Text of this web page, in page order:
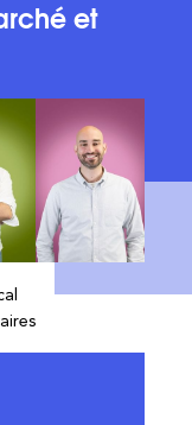
et
100% DU MARCHÉ ET